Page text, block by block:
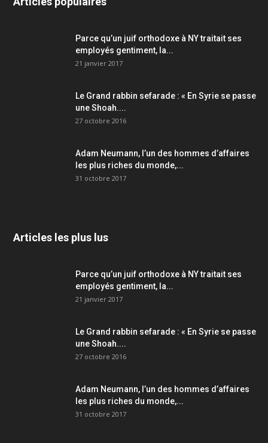
Parce qu’un juif orthodoxe à NY traitait ses
employés gentiment, la...
21 janvier 2017
Le Grand rabbin sefarade : « En Syrie se passe
une Shoah....
27 octobre 2016
Adam Neumann, l’un des hommes d’affaires
les plus riches du monde,...
31 octobre 2017
Articles les plus lus
Parce qu’un juif orthodoxe à NY traitait ses
employés gentiment, la...
21 janvier 2017
Le Grand rabbin sefarade : « En Syrie se passe
une Shoah....
27 octobre 2016
Adam Neumann, l’un des hommes d’affaires
les plus riches du monde,...
31 octobre 2017